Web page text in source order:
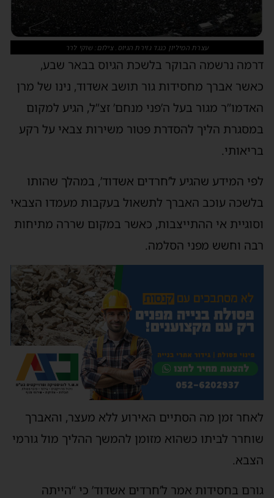
עצרת המיליון כנגד גזירת הגיוס. צילום: שוקי לרר
דרמה נרשמה הבוקר בלשכת הגיוס בבאר שבע,
כאשר אברך מחסידות גור תושב אשדוד, נינו של מרן
האדמו”ר מגור בעל ה’פני מנחם’ זצ”ל, הגיע למקום
במסגרת הליך להסדרת פטור משירות צבאי על רקע
בריאותי.
לפי המידע שהגיע ל’חרדים אשדוד’, במהלך שהותו
בלשכה עוכב האברך לתשאול בעקבות מעמדו הצבאי
וסוגיית אי ההתייצבות, כאשר במקום שררה מתיחות
רבה וחשש מפני הסלמה.
לאחר זמן מה הסתיים האירוע ללא מעצר, והאברך
שוחרר לביתו כשהוא מזומן להמשך ההליך מול גורמי
הצבא.
גורם בחסידות אמר ל’חרדים אשדוד’ כי “הייתה